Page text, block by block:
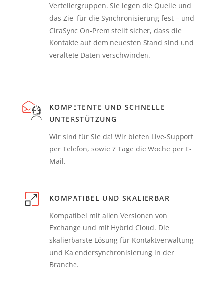
Verteilergruppen. Sie legen die Quelle und
das Ziel für die Synchronisierung fest – und
CiraSync On-Prem stellt sicher, dass die
Kontakte auf dem neuesten Stand sind und
veraltete Daten verschwinden.
KOMPETENTE UND SCHNELLE
UNTERSTÜTZUNG
Wir sind für Sie da! Wir bieten Live-Support
per Telefon, sowie 7 Tage die Woche per E-
Mail.
KOMPATIBEL UND SKALIERBAR
Kompatibel mit allen Versionen von
Exchange und mit Hybrid Cloud. Die
skalierbarste Lösung für Kontaktverwaltung
und Kalendersynchronisierung in der
Branche.